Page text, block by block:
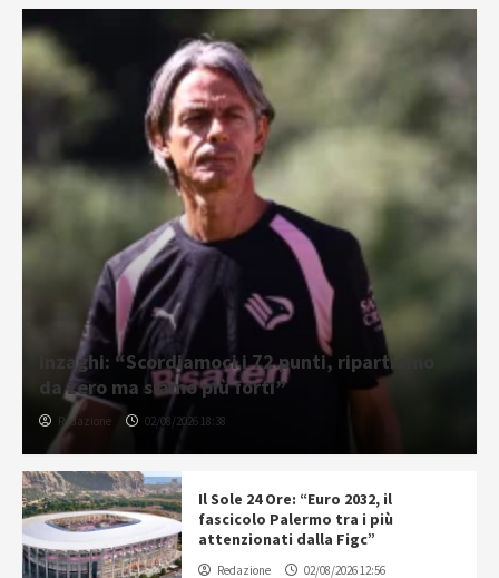
Inzaghi: “Scordiamoci i 72 punti, ripartiamo
da zero ma siamo più forti”
Redazione 02/08/2026 18:38
Il Sole 24 Ore: “Euro 2032, il
fascicolo Palermo tra i più
attenzionati dalla Figc”
Redazione 02/08/2026 12:56